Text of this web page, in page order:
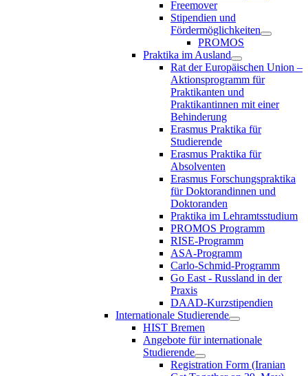
Freemover
Stipendien und
Fördermöglichkeiten
PROMOS
Praktika im Ausland
Rat der Europäischen Union –
Aktionsprogramm für
Praktikanten und
Praktikantinnen mit einer
Behinderung
Erasmus Praktika für
Studierende
Erasmus Praktika für
Absolventen
Erasmus Forschungspraktika
für Doktorandinnen und
Doktoranden
Praktika im Lehramtsstudium
PROMOS Programm
RISE-Programm
ASA-Programm
Carlo-Schmid-Programm
Go East - Russland in der
Praxis
DAAD-Kurzstipendien
Internationale Studierende
HIST Bremen
Angebote für internationale
Studierende
Registration Form (Iranian